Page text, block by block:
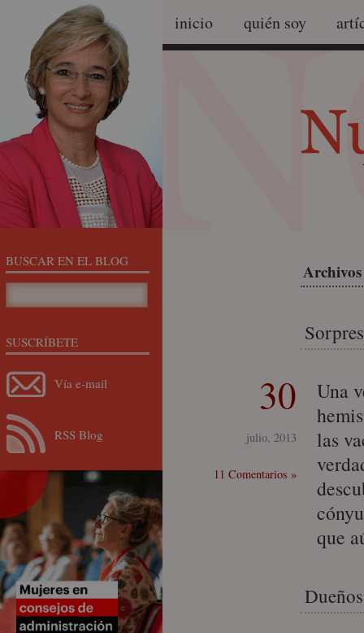
inicio quién soy
30
julio, 2013
11 Comentarios »
Una
las
que
BUSCAR EN EL BLOG
SUSCRÍBETE
Vía e-mail
RSS Blog